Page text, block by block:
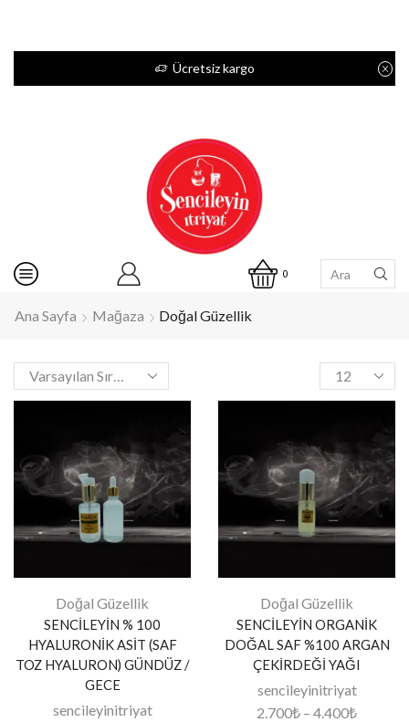
Ücretsiz kargo
0
Ana Sayfa Mağaza Doğal Güzellik
Doğal Güzellik
SENCİLEYİN % 100
HYALURONİK ASİT (SAF
TOZ HYALURON) GÜNDÜZ /
GECE
sencileyinitriyat
Doğal Güzellik
SENCİLEYİN ORGANİK
DOĞAL SAF %100 ARGAN
ÇEKİRDEĞİ YAĞI
sencileyinitriyat
2.700₺ – 4.400₺